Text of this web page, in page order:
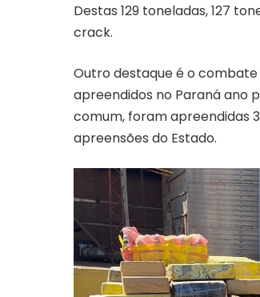
Destas 129 toneladas, 127
crack.
Outro destaque é o
apreendidos no Paraná ano
comum, foram apreendidas
apreensões do Estado.